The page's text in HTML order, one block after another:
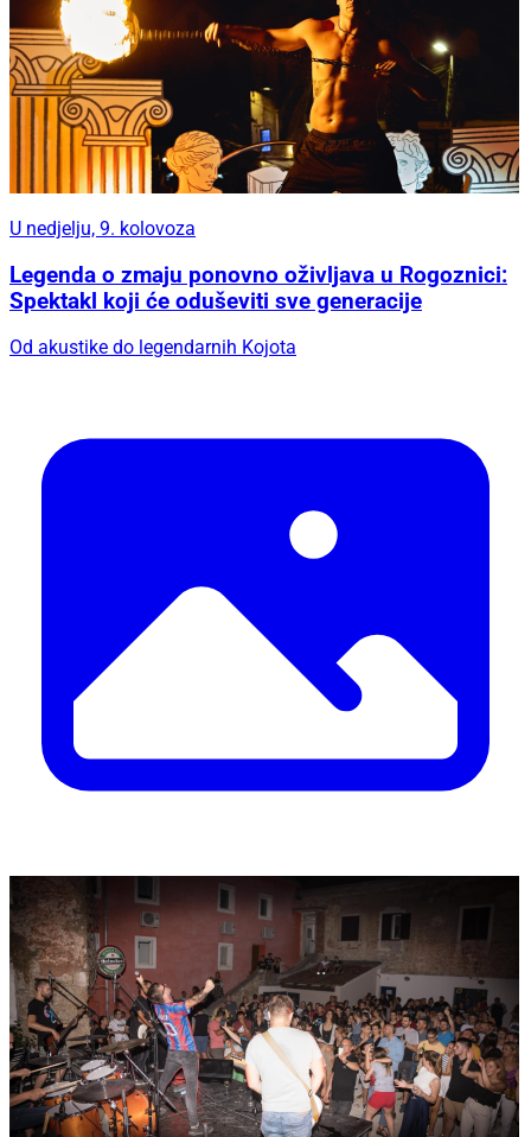
U nedjelju, 9. kolovoza
Legenda o zmaju ponovno oživljava u Rogoznici:
Spektakl koji će oduševiti sve generacije
Od akustike do legendarnih Kojota